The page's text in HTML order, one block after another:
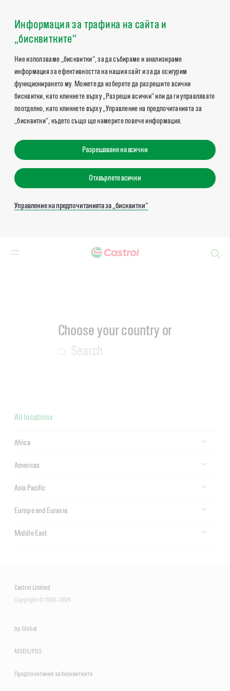
Информация за трафика на сайта и
„бисквитките“
Ние използваме „бисквитки“, за да събираме и анализираме
информация за ефективността на нашия сайт и за да осигурим
функционирането му. Можете да изберете да разрешите всички
бисквитки, като кликнете върху „Разреши всички“ или да ги управлявате
поотделно, като кликнете върху „Управление на предпочитанията за
„бисквитки“, където също ще намерите повече информация.
Разрешаване на всички
Отхвърлете всички
Управление на предпочитанията за „бисквитки“
Choose your country or
All locations
Africa
Americas
Asia Pacific
Europe and Eurasia
Middle East
Castrol Limited
Copyright © 1999-2026
bp Global
MSDS/PDS
Предпочитания за бисквитките